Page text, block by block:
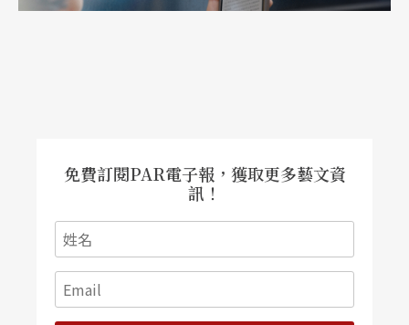
免費訂閱PAR電子報，獲取更多藝文資
訊！